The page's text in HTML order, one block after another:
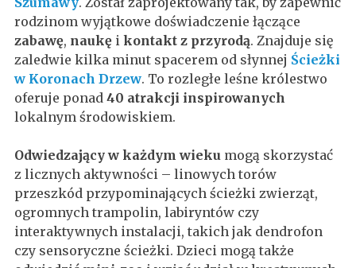
rodzinom wyjątkowe doświadczenie łączące
zabawę, naukę i kontakt z przyrodą. Znajduje się
zaledwie kilka minut spacerem od słynnej Ścieżki
w Koronach Drzew. To rozległe leśne królestwo
oferuje ponad 40 atrakcji inspirowanych
lokalnym środowiskiem.
Odwiedzający w każdym wieku mogą skorzystać
z licznych aktywności – linowych torów
przeszkód przypominających ścieżki zwierząt,
ogromnych trampolin, labiryntów czy
interaktywnych instalacji, takich jak dendrofon
czy sensoryczne ścieżki. Dzieci mogą także